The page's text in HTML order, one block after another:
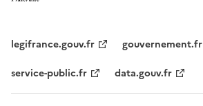
legifrance.gouv.fr
gouvernement.fr
service-public.fr
data.gouv.fr